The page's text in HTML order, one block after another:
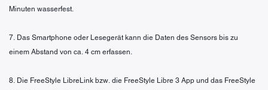
Minuten wasserfest.
7. Das Smartphone oder Lesegerät kann die Daten des Sensors bis zu
einem Abstand von ca. 4 cm erfassen.
8. Die FreeStyle LibreLink bzw. die FreeStyle Libre 3 App und das FreeStyle